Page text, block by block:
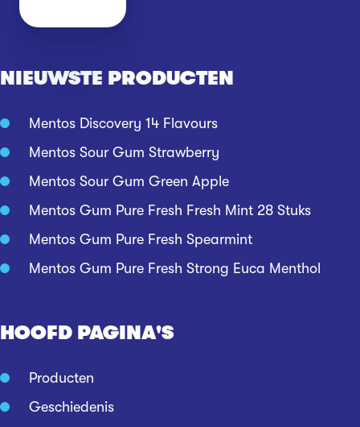
NIEUWSTE PRODUCTEN
Mentos Discovery 14 Flavours
Mentos Sour Gum Strawberry
Mentos Sour Gum Green Apple
Mentos Gum Pure Fresh Fresh Mint 28 Stuks
Mentos Gum Pure Fresh Spearmint
Mentos Gum Pure Fresh Strong Euca Menthol
HOOFD PAGINA'S
Producten
Geschiedenis